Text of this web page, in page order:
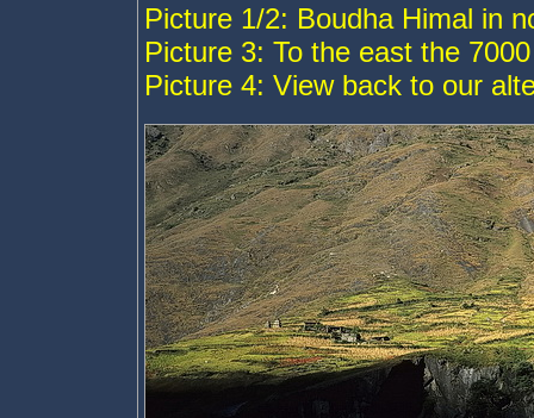
Picture 1/2: Boudha Himal in
Picture 3: To the east the
Picture 4: View back to our